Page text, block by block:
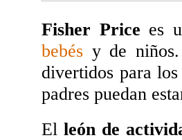
Fisher Price es
bebés y de
divertidos para
padres puedan
El león de